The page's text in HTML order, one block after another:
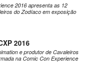
2016 apresenta as 12
do Zodíaco em exposição
2016
e produtor de Cavaleiros
na Comic Con Experience